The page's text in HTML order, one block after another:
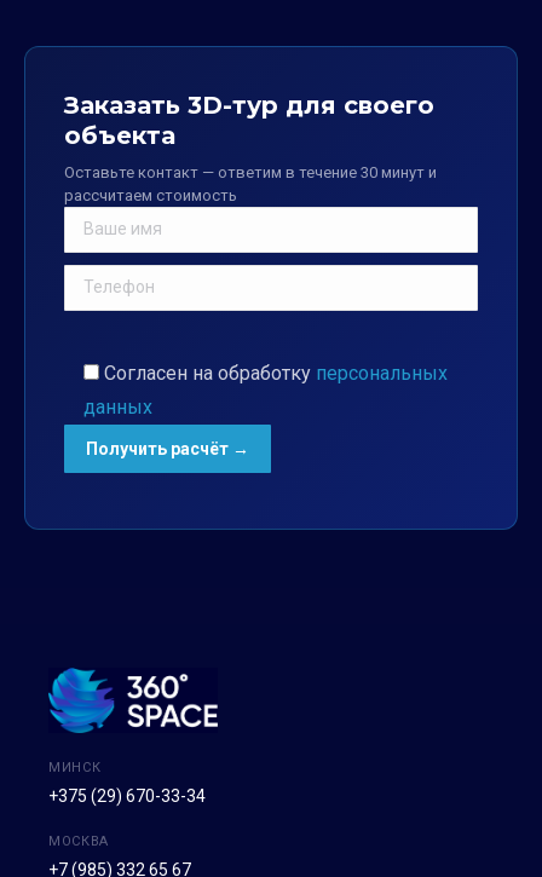
Заказать 3D-тур для своего
объекта
Оставьте контакт — ответим в течение 30 минут и
рассчитаем стоимость
Согласен на обработку персональных
данных
МИНСК
+375 (29) 670-33-34
МОСКВА
+7 (985) 332 65 67